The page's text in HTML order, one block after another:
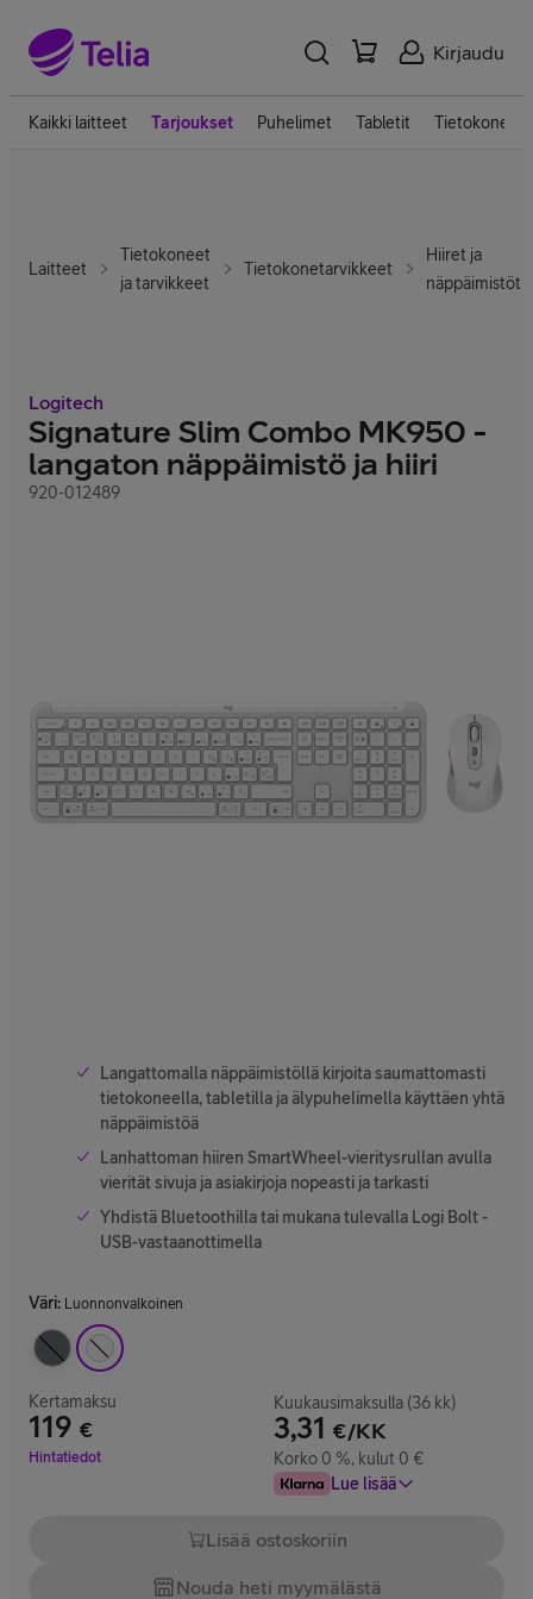
Kirjaudu
Kaikki laitteet Tarjoukset Puhelimet Tabletit Tietokoneet
Laitteet
Tietokoneet
ja tarvikkeet
Tietokonetarvikkeet
Hiiret ja
näppäimistöt
Logitech
Signature Slim Combo MK950 -
langaton näppäimistö ja hiiri
920-012489
Langattomalla näppäimistöllä kirjoita saumattomasti
tietokoneella, tabletilla ja älypuhelimella käyttäen yhtä
näppäimistöä
Lanhattoman hiiren SmartWheel-vieritysrullan avulla
vierität sivuja ja asiakirjoja nopeasti ja tarkasti
Yhdistä Bluetoothilla tai mukana tulevalla Logi Bolt -
USB-vastaanottimella
Väri: Luonnonvalkoinen
Kertamaksu
119 €
Hinta 119 €
Hintatiedot
Kuukausimaksulla (36 kk)
3,31 €/KK
Korko 0 %, kulut 0 €
Lue lisää
Lisää ostoskoriin
Nouda heti myymälästä